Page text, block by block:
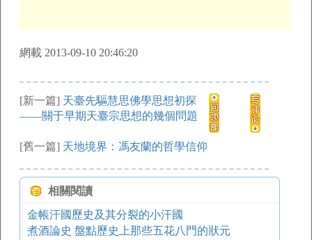
網載 2013-09-10 20:46:20
[新一篇] 天臺先驅慧思佛學思想初探
——關于早期天臺宗思想的幾個問題
[舊一篇] 天地境界：馮友蘭的哲學信仰
相關閱讀
金帳汗國歷史及其分裂的小汗國
煮酒論史 盤點歷史上那些五花八門的狀元